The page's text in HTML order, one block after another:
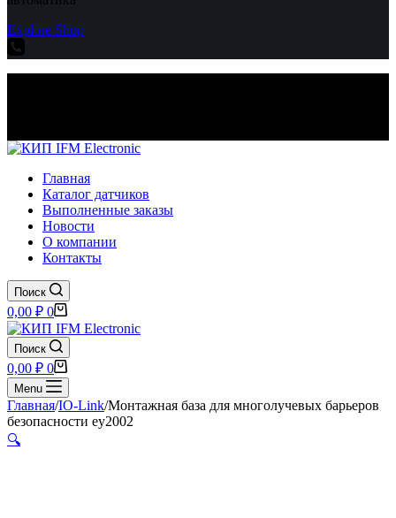
Explore Shop
Главная
Каталог датчиков
Выполненные заказы
Новости
О компании
Контакты
Поиск
Корзина
0,00 ₽ 0
Поиск
Корзина
0,00 ₽ 0
Menu
Главная/IO-Link/Монтажная база для многолучевых барьеров
безопасности ey2002
🔍